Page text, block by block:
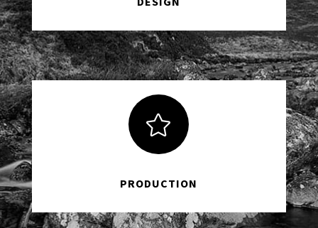

PRODUCTION